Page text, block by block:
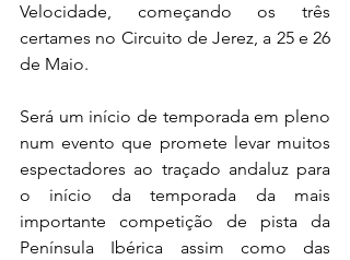
Velocidade, começando os três
certames no Circuito de Jerez, a 25 e 26
de Maio.
Será um início de temporada em pleno
num evento que promete levar muitos
espectadores ao traçado andaluz para
o início da temporada da mais
importante competição de pista da
Península Ibérica assim como das